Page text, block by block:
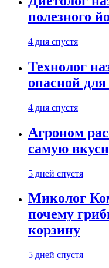
полезного
4 дня спустя
Технолог
опасной
4 дня спустя
Агроном
самую
5 дней спустя
Миколог
почему
корзину
5 дней спустя